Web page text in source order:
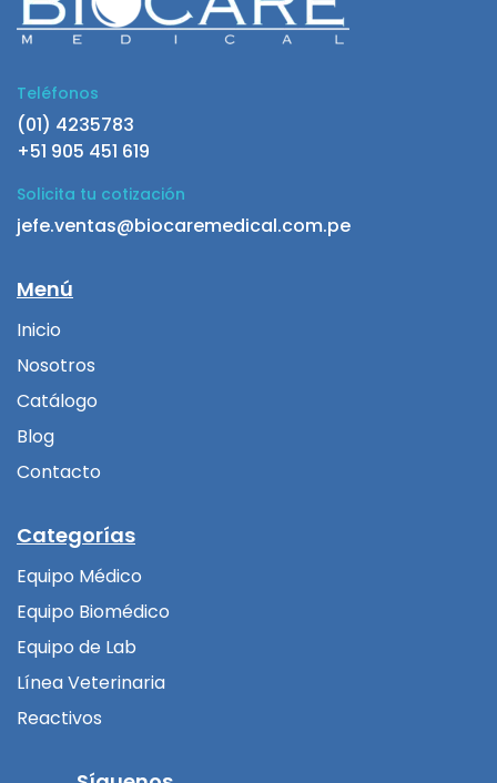
Teléfonos
(01) 4235783
+51 905 451 619
Solicita tu cotización
jefe.ventas@biocaremedical.com.pe
Menú
Inicio
Nosotros
Catálogo
Blog
Contacto
Categorías
Equipo Médico
Equipo Biomédico
Equipo de Lab
Línea Veterinaria
Reactivos